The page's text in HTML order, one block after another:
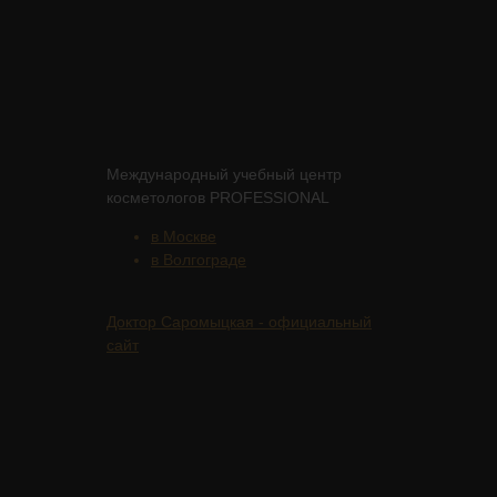
Международный учебный центр
косметологов PROFESSIONAL
в Москве
в Волгограде
Доктор Саромыцкая - официальный
сайт